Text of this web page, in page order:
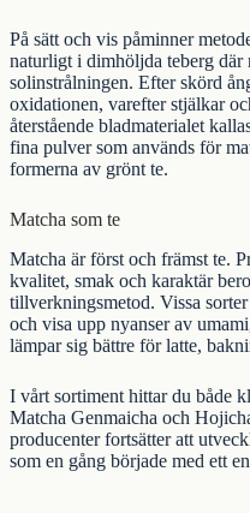
På sätt och vis påminner
naturligt i dimhöljda teberg där
solinstrålningen. Efter skörd
oxidationen, varefter stjälkar
återstående bladmaterialet
fina pulver som används för
formerna av grönt te.
Matcha som te
Matcha är först och främst te.
kvalitet, smak och karaktär
tillverkningsmetod. Vissa
och visa upp nyanser av
lämpar sig bättre för latte,
I vårt sortiment hittar du både
Matcha Genmaicha och
producenter fortsätter att
som en gång började med ett